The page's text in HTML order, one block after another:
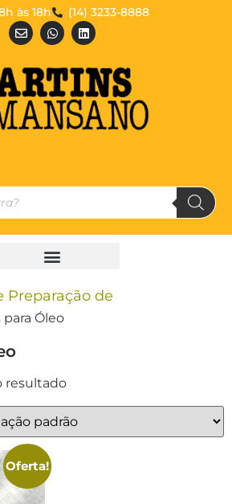
às 18h (14) 3233-8888
Preparação de
Óleo
resultado
Oferta!